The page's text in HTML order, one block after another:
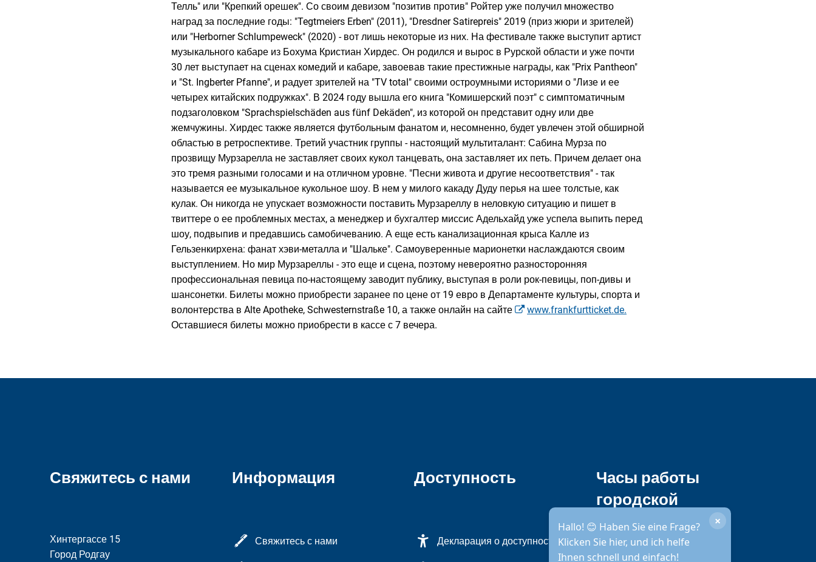
Телль" или "Крепкий орешек". Со своим девизом "позитив против" Ройтер уже получил множество
наград за последние годы: "Tegtmeiers Erben" (2011), "Dresdner Satirepreis" 2019 (приз жюри и зрителей)
или "Herborner Schlumpeweck" (2020) - вот лишь некоторые из них. На фестивале также выступит артист
музыкального кабаре из Бохума Кристиан Хирдес. Он родился и вырос в Рурской области и уже почти
30 лет выступает на сценах комедий и кабаре, завоевав такие престижные награды, как "Prix Pantheon"
и "St. Ingberter Pfanne", и радует зрителей на "TV total" своими остроумными историями о "Лизе и ее
четырех китайских подружках". В 2024 году вышла его книга "Комишерский поэт" с симптоматичным
подзаголовком "Sprachspielschäden aus fünf Dekäden", из которой он представит одну или две
жемчужины. Хирдес также является футбольным фанатом и, несомненно, будет увлечен этой обширной
областью в ретроспективе. Третий участник группы - настоящий мультиталант: Сабина Мурза по
прозвищу Мурзарелла не заставляет своих кукол танцевать, она заставляет их петь. Причем делает она
это тремя разными голосами и на отличном уровне. "Песни живота и другие несоответствия" - так
называется ее музыкальное кукольное шоу. В нем у милого какаду Дуду перья на шее толстые, как
кулак. Он никогда не упускает возможности поставить Мурзареллу в неловкую ситуацию и пишет в
твиттере о ее проблемных местах, а менеджер и бухгалтер миссис Адельхайд уже успела выпить перед
шоу, подвыпив и предавшись самобичеванию. А еще есть канализационная крыса Калле из
Гельзенкирхена: фанат хэви-металла и "Шальке". Самоуверенные марионетки наслаждаются своим
выступлением. Но мир Мурзареллы - это еще и сцена, поэтому невероятно разносторонняя
профессиональная певица по-настоящему заводит публику, выступая в роли рок-певицы, поп-дивы и
шансонетки. Билеты можно приобрести заранее по цене от 19 евро в Департаменте культуры, спорта и
волонтерства в Alte Apotheke, Schwesternstraße 10, а также онлайн на сайте
www.frankfurtticket.de.
Оставшиеся билеты можно приобрести в кассе с 7 вечера.
Свяжитесь с нами
Хинтергассе 15
Город Родгау
Информация
Свяжитесь с нами
Доступность
Декларация о доступности
Hallo! 😊 Haben Sie eine Frage?
Klicken Sie hier, und ich helfe
Ihnen schnell und einfach!
×
Часы работы
городской
администрации
Доступность по телефону